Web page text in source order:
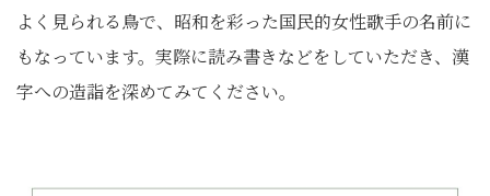
よく見られる鳥で、昭和を彩った国民的女性歌手の名前に
もなっています。実際に読み書きなどをしていただき、漢
字への造詣を深めてみてください。